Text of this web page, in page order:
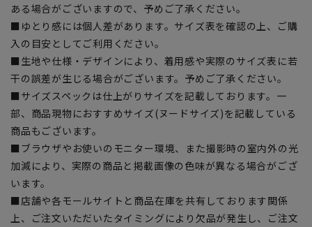
ある場合がございますので、予めご了承ください。
■ゆとり感には個人差があります。サイズ表を確認の上、ご購
入の目安としてご利用ください。
■生地や仕様・デザインにより、着用感や実際のサイズ表に若
干の誤差が生じる場合がございます。予めご了承ください。
■サイズスペックは仕上がりサイズを記載しております。一
部、商品現物におすすめサイズ(ヌードサイズ)を記載している
商品もございます。
■ブラウザやお使いのモニター環境、また撮影時の室内外の光
加減により、実際の商品と掲載画像の色味が異なる場合がござ
います。
■店舗や各モールサイトと商品在庫を共有しております関係
上、ご注文いただいたタイミングにより欠品が発生し、ご注文